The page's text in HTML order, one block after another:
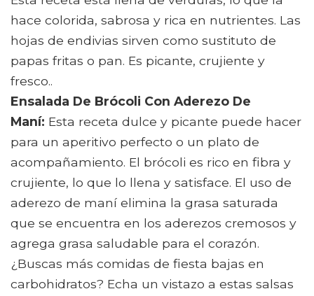
hace colorida, sabrosa y rica en nutrientes. Las
hojas de endivias sirven como sustituto de
papas fritas o pan. Es picante, crujiente y
fresco..
Ensalada De Brócoli Con Aderezo De
Maní: Esta receta dulce y picante puede hacer
para un aperitivo perfecto o un plato de
acompañamiento. El brócoli es rico en fibra y
crujiente, lo que lo llena y satisface. El uso de
aderezo de maní elimina la grasa saturada
que se encuentra en los aderezos cremosos y
agrega grasa saludable para el corazón.
¿Buscas más comidas de fiesta bajas en
carbohidratos? Echa un vistazo a estas salsas